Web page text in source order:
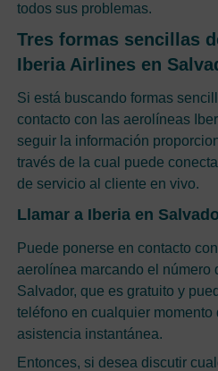
todos sus problemas.
Tres formas sencillas
Iberia Airlines en
Si está buscando formas
contacto con las aerolíneas
seguir la información
través de la cual puede
de servicio al cliente en vivo.
Llamar a Iberia en
Puede ponerse en contacto
aerolínea marcando el número
Salvador, que es gratuito y
teléfono en cualquier momento
asistencia instantánea.
Entonces, si desea discutir